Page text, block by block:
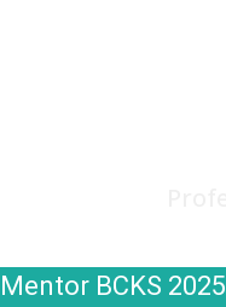
Mentor BCKS 2025